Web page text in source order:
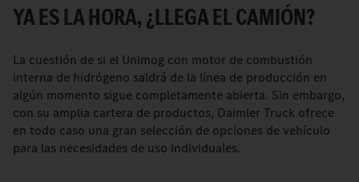
YA ES LA HORA, ¿LLEGA EL CAMIÓN?
La cuestión de si el Unimog con motor de combustión
interna de hidrógeno saldrá de la línea de producción en
algún momento sigue completamente abierta. Sin embargo,
con su amplia cartera de productos, Daimler Truck ofrece
en todo caso una gran selección de opciones de vehículo
para las necesidades de uso individuales.